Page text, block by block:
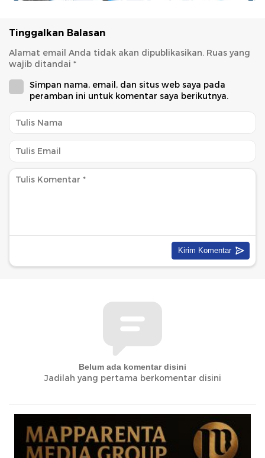
Tinggalkan Balasan
Alamat email Anda tidak akan dipublikasikan. Ruas yang
wajib ditandai *
Simpan nama, email, dan situs web saya pada
peramban ini untuk komentar saya berikutnya.
Belum ada komentar disini
Jadilah yang pertama berkomentar disini